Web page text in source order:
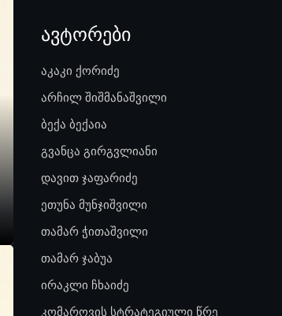
ავტორები
აკაკი ქორიძე
არჩილ შიშმანაშვილი
ბექა ბექაია
გვანცა გირგვლიანი
დავით ჯაფარიძე
ეთუნა მუნჯიშვილი
თამარ ჭითაშვილი
თამარ ჯაბუა
ირაკლი ჩხაიძე
კომაროვის სტრატეგიული წრე